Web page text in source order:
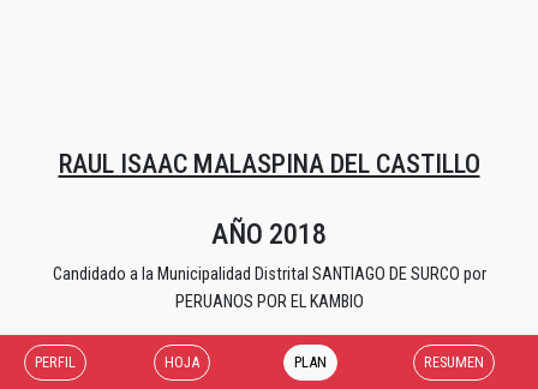
RAUL ISAAC MALASPINA DEL CASTILLO
AÑO 2018
Candidado a la Municipalidad Distrital SANTIAGO DE SURCO por
PERUANOS POR EL KAMBIO
PERFIL HOJA PLAN RESUMEN